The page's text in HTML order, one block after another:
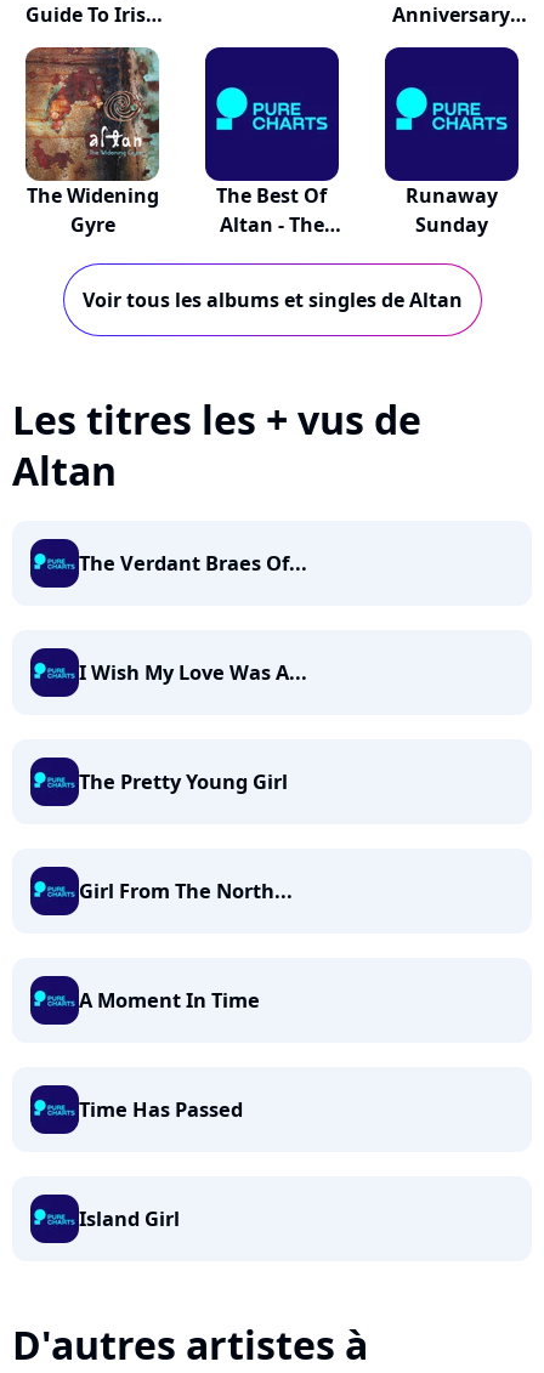
Guide To Irish
Musi...
Anniversary
Celebration
The Widening
Gyre
The Best Of
Altan - The
Runaway
Sunday
Voir tous les albums et singles de Altan
Les titres les + vus de
Altan
The Verdant Braes Of...
I Wish My Love Was A...
The Pretty Young Girl
Girl From The North...
A Moment In Time
Time Has Passed
Island Girl
D'autres artistes à